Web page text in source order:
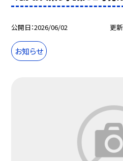
公開日 2026/06/02 更
お知らせ